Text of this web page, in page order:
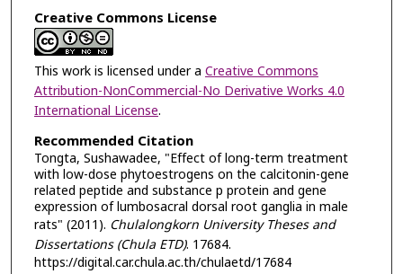
Creative Commons License
This work is licensed under a Creative Commons
Attribution-NonCommercial-No Derivative Works 4.0
International License.
Recommended Citation
Tongta, Sushawadee, "Effect of long-term treatment
with low-dose phytoestrogens on the calcitonin-gene
related peptide and substance p protein and gene
expression of lumbosacral dorsal root ganglia in male
rats" (2011). Chulalongkorn University Theses and
Dissertations (Chula ETD). 17684.
https://digital.car.chula.ac.th/chulaetd/17684